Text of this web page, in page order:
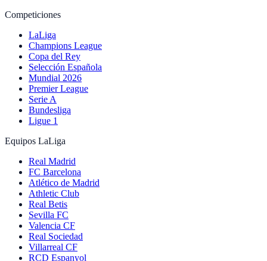
Competiciones
LaLiga
Champions League
Copa del Rey
Selección Española
Mundial 2026
Premier League
Serie A
Bundesliga
Ligue 1
Equipos LaLiga
Real Madrid
FC Barcelona
Atlético de Madrid
Athletic Club
Real Betis
Sevilla FC
Valencia CF
Real Sociedad
Villarreal CF
RCD Espanyol